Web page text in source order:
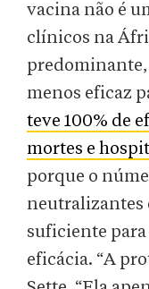
vacina não é
clínicos na
predominante,
menos eficaz
teve 100% de
mortes e
porque o
neutralizantes
suficiente para
eficácia. “A